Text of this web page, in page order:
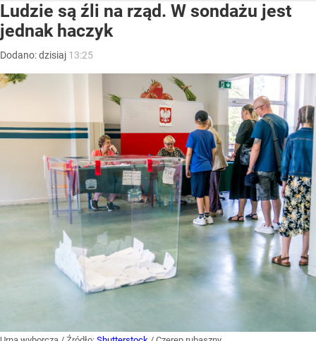
Ludzie są źli na rząd. W sondażu jest
jednak haczyk
Dodano:dzisiaj 13:25